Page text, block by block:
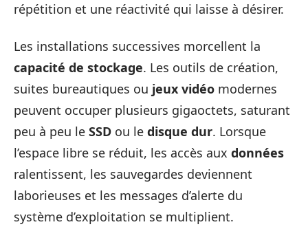
répétition et une réactivité qui laisse à désirer.
Les installations successives morcellent la
capacité de stockage. Les outils de création,
suites bureautiques ou jeux vidéo modernes
peuvent occuper plusieurs gigaoctets, saturant
peu à peu le SSD ou le disque dur. Lorsque
l’espace libre se réduit, les accès aux données
ralentissent, les sauvegardes deviennent
laborieuses et les messages d’alerte du
système d’exploitation se multiplient.